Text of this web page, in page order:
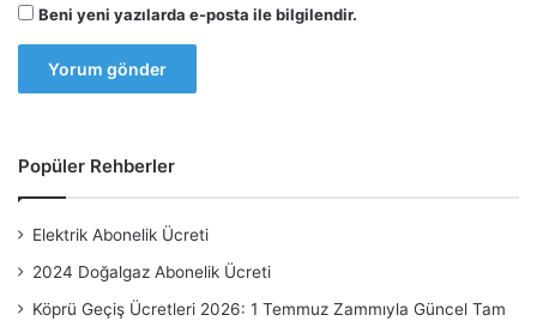
Beni yeni yazılarda e-posta ile bilgilendir.
Popüler Rehberler
Elektrik Abonelik Ücreti
2024 Doğalgaz Abonelik Ücreti
Köprü Geçiş Ücretleri 2026: 1 Temmuz Zammıyla Güncel Tam